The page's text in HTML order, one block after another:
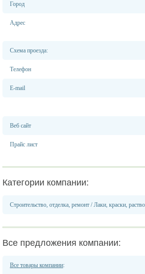
Город
Адрес
Схема проезда:
Телефон
E-mail
Веб сайт
Прайс лист
Категории компании:
Строительство, отделка, ремонт /Лаки, краски,
Все предложения компании:
Все товары компании: